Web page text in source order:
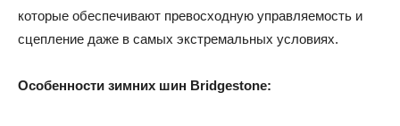
которые обеспечивают превосходную управляемость и
сцепление даже в самых экстремальных условиях.
Особенности зимних шин Bridgestone: